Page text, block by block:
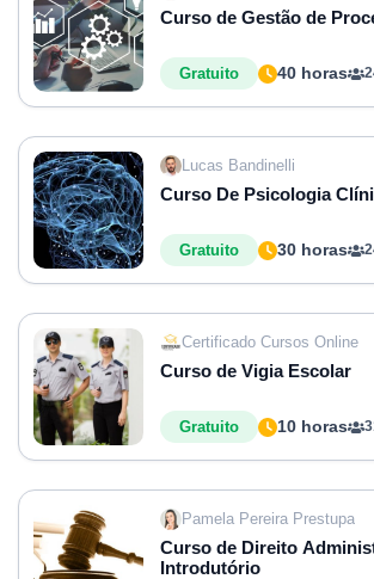
Curso de Gestão de
40 horas
Gratuito
Lucas Bandinelli
Curso De Psicologia
30 horas
Gratuito
Certificado Cursos Online
Curso de Vigia Escolar
10 horas
Gratuito
Pamela Pereira Prestupa
Curso de Direito
Introdutório